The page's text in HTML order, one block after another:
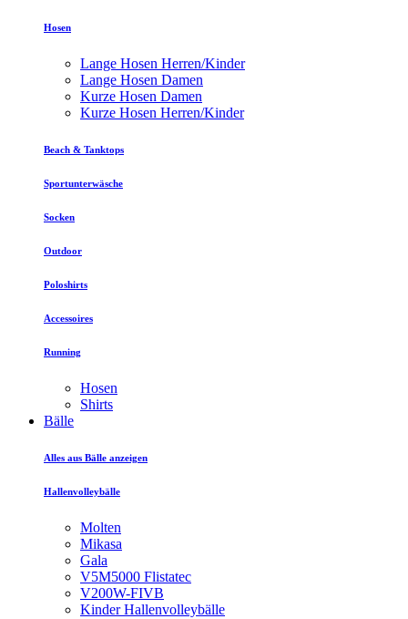
Hosen
Lange Hosen Herren/Kinder
Lange Hosen Damen
Kurze Hosen Damen
Kurze Hosen Herren/Kinder
Beach & Tanktops
Sportunterwäsche
Socken
Outdoor
Poloshirts
Accessoires
Running
Hosen
Shirts
Bälle
Alles aus Bälle anzeigen
Hallenvolleybälle
Molten
Mikasa
Gala
V5M5000 Flistatec
V200W-FIVB
Kinder Hallenvolleybälle